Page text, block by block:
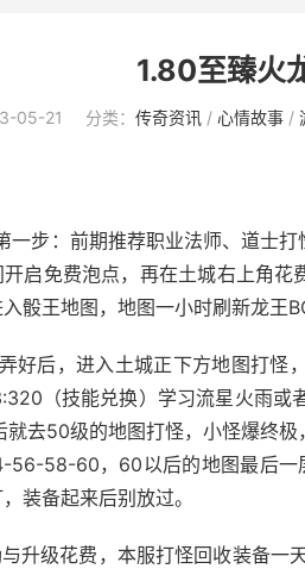
1.80至臻火
05-21 分类： 传奇资讯/ 心情故事/
一步：前期推荐职业法师、道士
启免费泡点，再在土城右上角
骰王地图，地图一小时刷新龙王
好后，进入土城正下方地图打怪
（技能兑换）学习流星火雨或
就去50级的地图打怪，小怪爆终
56-58-60，60以后的地图最后一
装备起来后别放过。
升级花费，本服打怪回收装备一